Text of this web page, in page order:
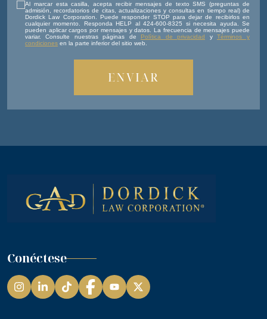
Al marcar esta casilla, acepta recibir mensajes de texto SMS (preguntas de
admisión, recordatorios de citas, actualizaciones y consultas en tiempo real) de
Dordick Law Corporation. Puede responder STOP para dejar de recibirlos en
cualquier momento. Responda HELP al 424-600-8325 si necesita ayuda. Se
pueden aplicar cargos por mensajes y datos. La frecuencia de mensajes puede
variar. Consulte nuestras páginas de
Política de privacidad y Términos y
condiciones en la parte inferior del sitio web.
Conéctese
InstagramLinkedInTikTokFacebookYouTube